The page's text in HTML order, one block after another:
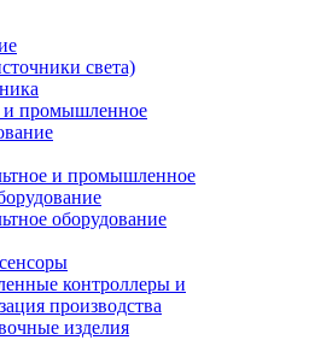
света)
и промышленное
и промышленное
оборудование
контроллеры и
производства
изделия